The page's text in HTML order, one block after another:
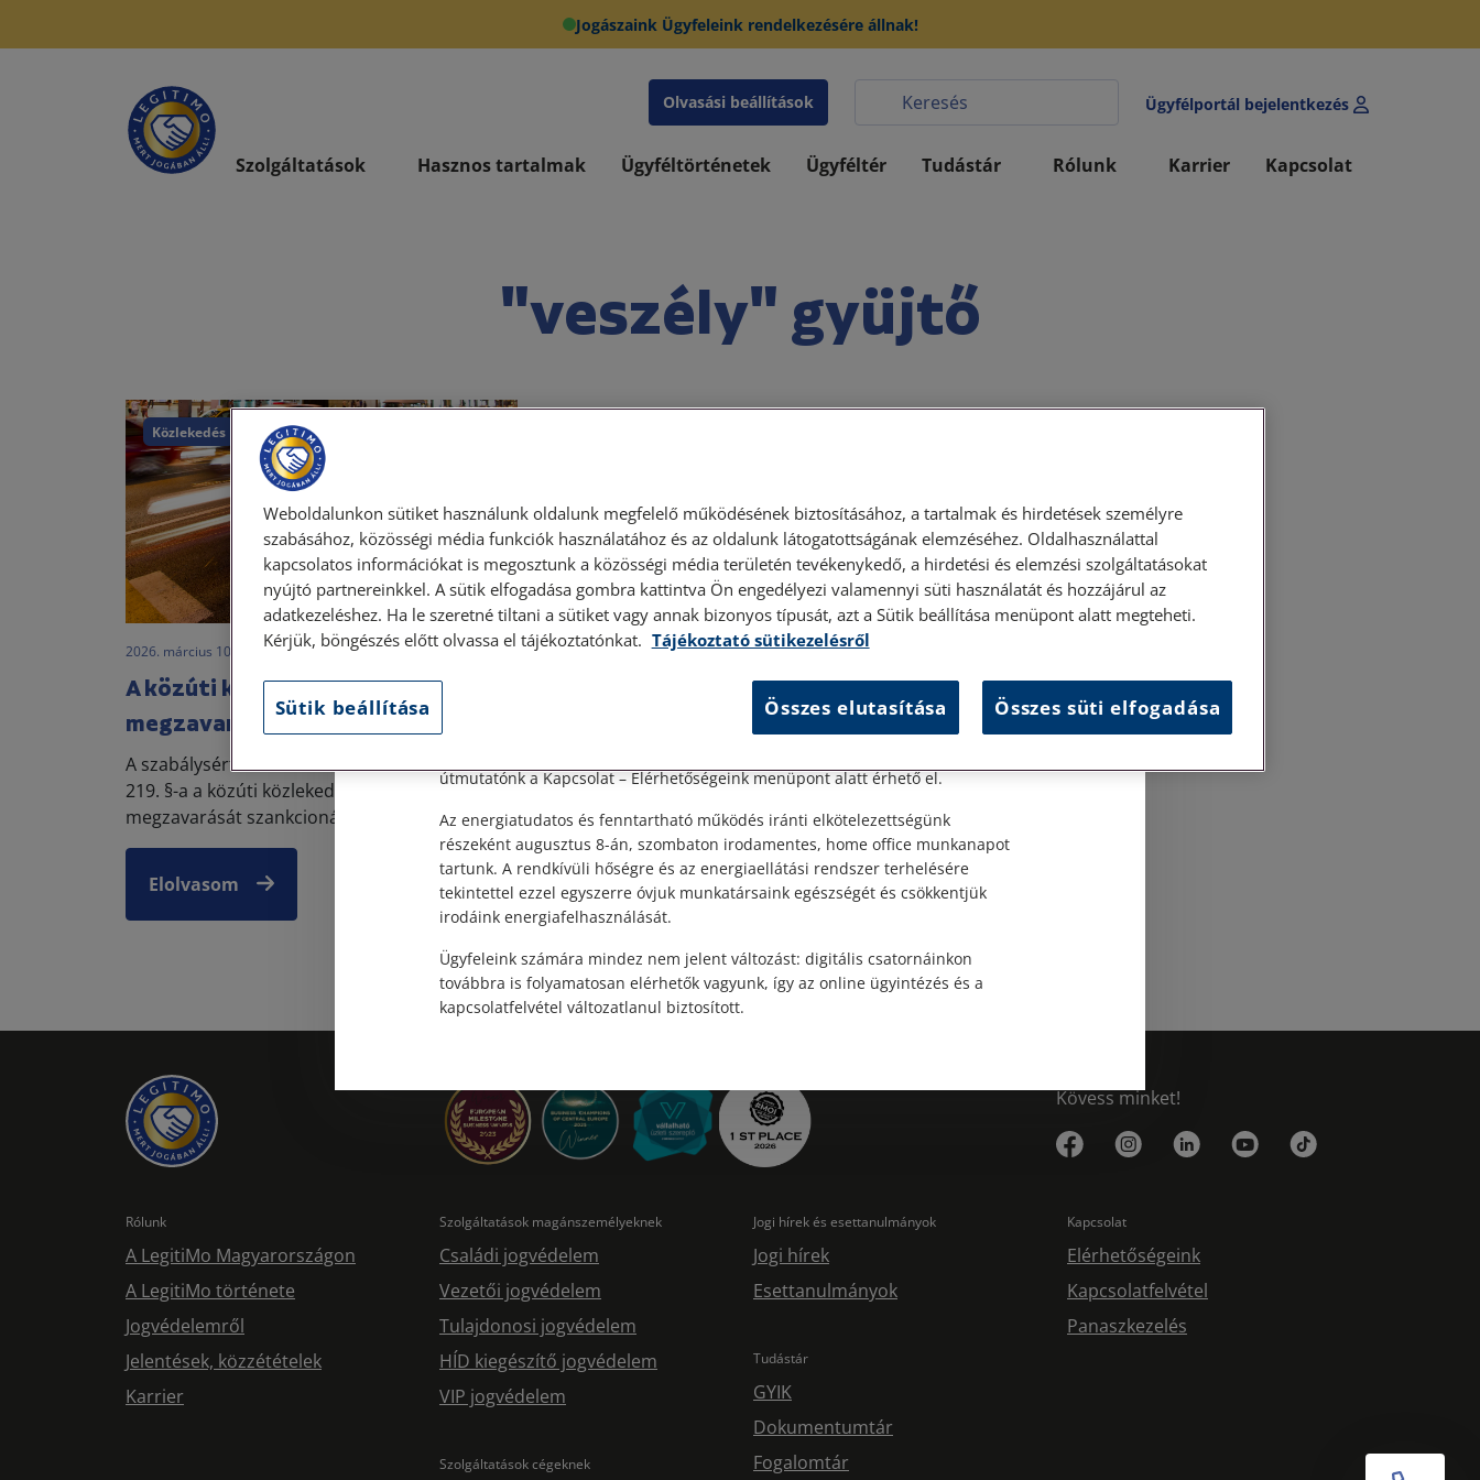
Jogászaink Ügyfeleink rendelkezésére állnak!
Olvasási beállítások Ügyfélportál bejelentkezés
Szolgáltatások Hasznos tartalmak Ügyféltörténetek Ügyféltér Tudástár Rólunk Karrier Kapcsolat
"veszély" gyüjtő
Közlekedés
2026. március 10. • dr. Papp Orsolya
A közúti közlekedés rendjének
megzavarása
A szabálysértésekről szóló 2012. évi II. törvény
219. §-a a közúti közlekedés rendjének
megzavarását szankcionálja.
Elolvasom
Kövess minket!
Rólunk
A LegitiMo Magyarországon
A LegitiMo története
Jogvédelemről
Jelentések, közzétételek
Karrier
Szolgáltatások magánszemélyeknek
Családi jogvédelem
Vezetői jogvédelem
Tulajdonosi jogvédelem
HÍD kiegészítő jogvédelem
VIP jogvédelem
Szolgáltatások cégeknek
Jogi hírek és esettanulmányok
Jogi hírek
Esettanulmányok
Tudástár
GYIK
Dokumentumtár
Fogalomtár
Kapcsolat
Elérhetőségeink
Kapcsolatfelvétel
Panaszkezelés
Személyes ügyfélfogadás
Tisztelt Ügyfeleink!
Személyes ügyfélszolgálatunk telefonon történő előzetes időpontegyeztetés
után, szerdai napokon érhető el.
útmutatónk a Kapcsolat – Elérhetőségeink menüpont alatt érhető el.
Az energiatudatos és fenntartható működés iránti elkötelezettségünk
részeként augusztus 8-án, szombaton irodamentes, home office munkanapot
tartunk. A rendkívüli hőségre és az energiaellátási rendszer terhelésére
tekintettel ezzel egyszerre óvjuk munkatársaink egészségét és csökkentjük
irodáink energiafelhasználását.
Ügyfeleink számára mindez nem jelent változást: digitális csatornáinkon
továbbra is folyamatosan elérhetők vagyunk, így az online ügyintézés és a
kapcsolatfelvétel változatlanul biztosított.
Weboldalunkon sütiket használunk oldalunk megfelelő működésének biztosításához, a tartalmak és hirdetések személyre
szabásához, közösségi média funkciók használatához és az oldalunk látogatottságának elemzéséhez. Oldalhasználattal
kapcsolatos információkat is megosztunk a közösségi média területén tevékenykedő, a hirdetési és elemzési szolgáltatásokat
nyújtó partnereinkkel. A sütik elfogadása gombra kattintva Ön engedélyezi valamennyi süti használatát és hozzájárul az
adatkezeléshez. Ha le szeretné tiltani a sütiket vagy annak bizonyos típusát, azt a Sütik beállítása menüpont alatt megteheti.
Kérjük, böngészés előtt olvassa el tájékoztatónkat. Tájékoztató sütikezelésről
Sütik beállítása Összes elutasítása Összes süti elfogadása